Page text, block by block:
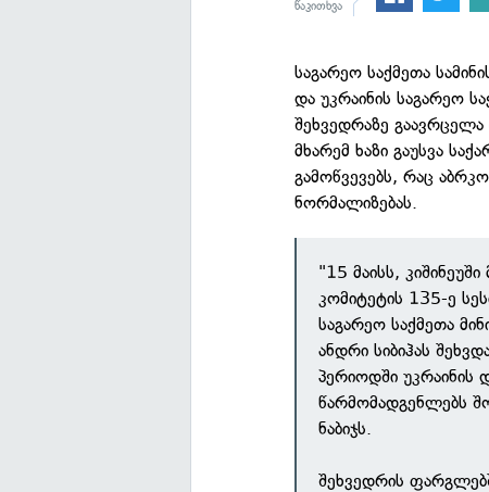
წაკითხვა
საგარეო საქმეთა
და უკრაინის საგარეო
შეხვედრაზე
მხარემ ხაზი გაუსვა
გამოწვევებს, რაც
ნორმალიზებას.
"15 მაისს,
კომიტეტის 135-ე
საგარეო საქმეთა
ანდრი სიბიჰას
პერიოდში
წარმომადგენლებს
ნაბიჯს.
შეხვედრის